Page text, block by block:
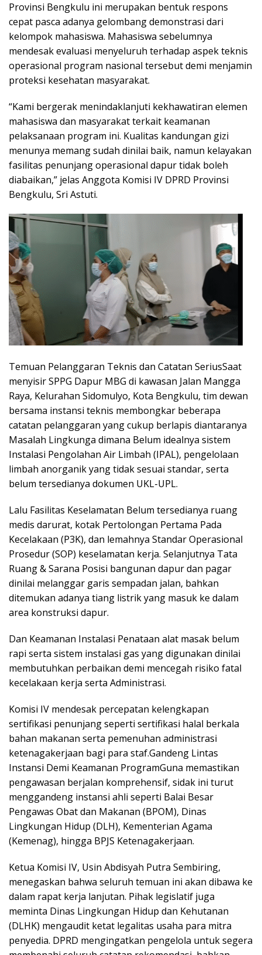
Provinsi Bengkulu ini merupakan bentuk respons
cepat pasca adanya gelombang demonstrasi dari
kelompok mahasiswa. Mahasiswa sebelumnya
mendesak evaluasi menyeluruh terhadap aspek teknis
operasional program nasional tersebut demi menjamin
proteksi kesehatan masyarakat.
“Kami bergerak menindaklanjuti kekhawatiran elemen
mahasiswa dan masyarakat terkait keamanan
pelaksanaan program ini. Kualitas kandungan gizi
menunya memang sudah dinilai baik, namun kelayakan
fasilitas penunjang operasional dapur tidak boleh
diabaikan,” jelas Anggota Komisi IV DPRD Provinsi
Bengkulu, Sri Astuti.
Temuan Pelanggaran Teknis dan Catatan SeriusSaat
menyisir SPPG Dapur MBG di kawasan Jalan Mangga
Raya, Kelurahan Sidomulyo, Kota Bengkulu, tim dewan
bersama instansi teknis membongkar beberapa
catatan pelanggaran yang cukup berlapis diantaranya
Masalah Lingkunga dimana Belum idealnya sistem
Instalasi Pengolahan Air Limbah (IPAL), pengelolaan
limbah anorganik yang tidak sesuai standar, serta
belum tersedianya dokumen UKL-UPL.
Lalu Fasilitas Keselamatan Belum tersedianya ruang
medis darurat, kotak Pertolongan Pertama Pada
Kecelakaan (P3K), dan lemahnya Standar Operasional
Prosedur (SOP) keselamatan kerja. Selanjutnya Tata
Ruang & Sarana Posisi bangunan dapur dan pagar
dinilai melanggar garis sempadan jalan, bahkan
ditemukan adanya tiang listrik yang masuk ke dalam
area konstruksi dapur.
Dan Keamanan Instalasi Penataan alat masak belum
rapi serta sistem instalasi gas yang digunakan dinilai
membutuhkan perbaikan demi mencegah risiko fatal
kecelakaan kerja serta Administrasi.
Komisi IV mendesak percepatan kelengkapan
sertifikasi penunjang seperti sertifikasi halal berkala
bahan makanan serta pemenuhan administrasi
ketenagakerjaan bagi para staf.Gandeng Lintas
Instansi Demi Keamanan ProgramGuna memastikan
pengawasan berjalan komprehensif, sidak ini turut
menggandeng instansi ahli seperti Balai Besar
Pengawas Obat dan Makanan (BPOM), Dinas
Lingkungan Hidup (DLH), Kementerian Agama
(Kemenag), hingga BPJS Ketenagakerjaan.
Ketua Komisi IV, Usin Abdisyah Putra Sembiring,
menegaskan bahwa seluruh temuan ini akan dibawa ke
dalam rapat kerja lanjutan. Pihak legislatif juga
meminta Dinas Lingkungan Hidup dan Kehutanan
(DLHK) mengaudit ketat legalitas usaha para mitra
penyedia. DPRD mengingatkan pengelola untuk segera